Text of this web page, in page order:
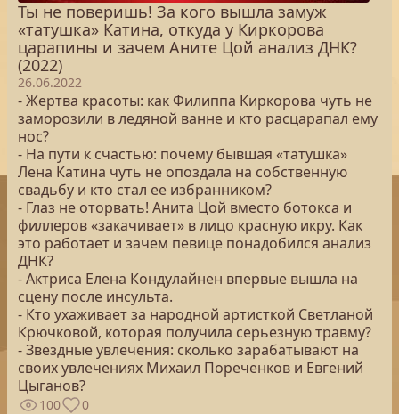
Ты не поверишь! За кого вышла замуж
«татушка» Катина, откуда у Киркорова
царапины и зачем Аните Цой анализ ДНК?
(2022)
26.06.2022
- Жертва красоты: как Филиппа Киркорова чуть не
заморозили в ледяной ванне и кто расцарапал ему
нос?
- На пути к счастью: почему бывшая «татушка»
Лена Катина чуть не опоздала на собственную
свадьбу и кто стал ее избранником?
- Глаз не оторвать! Анита Цой вместо ботокса и
филлеров «закачивает» в лицо красную икру. Как
это работает и зачем певице понадобился анализ
ДНК?
- Актриса Елена Кондулайнен впервые вышла на
сцену после инсульта.
- Кто ухаживает за народной артисткой Светланой
Крючковой, которая получила серьезную травму?
- Звездные увлечения: сколько зарабатывают на
своих увлечениях Михаил Пореченков и Евгений
Цыганов?
100 0